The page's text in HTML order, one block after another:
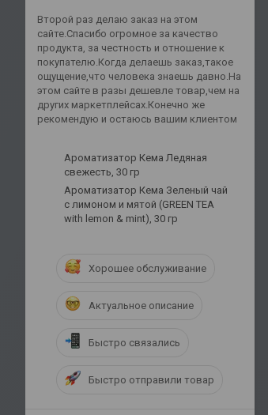
Второй раз делаю заказ на этом
сайте.Спасибо огромное за качество
продукта, за честность и отношение к
покупателю.Когда делаешь заказ,такое
ощущение,что человека знаешь давно.На
этом сайте в разы дешевле товар,чем на
других маркетплейсах.Конечно же
рекомендую и остаюсь вашим клиентом
Ароматизатор Кема Ледяная
свежесть, 30 гр
Ароматизатор Кема Зеленый чай
с лимоном и мятой (GREEN TEA
with lemon & mint), 30 гр
Хорошее обслуживание
Актуальное описание
Быстро связались
Быстро отправили товар